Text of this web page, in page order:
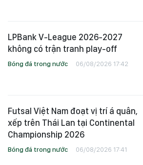
LPBank V-League 2026-2027
không có trận tranh play-off
Bóng đá trong nước 06/08/2026 17:42
Futsal Việt Nam đoạt vị trí á quân,
xếp trên Thái Lan tại Continental
Championship 2026
Bóng đá trong nước 06/08/2026 17:41